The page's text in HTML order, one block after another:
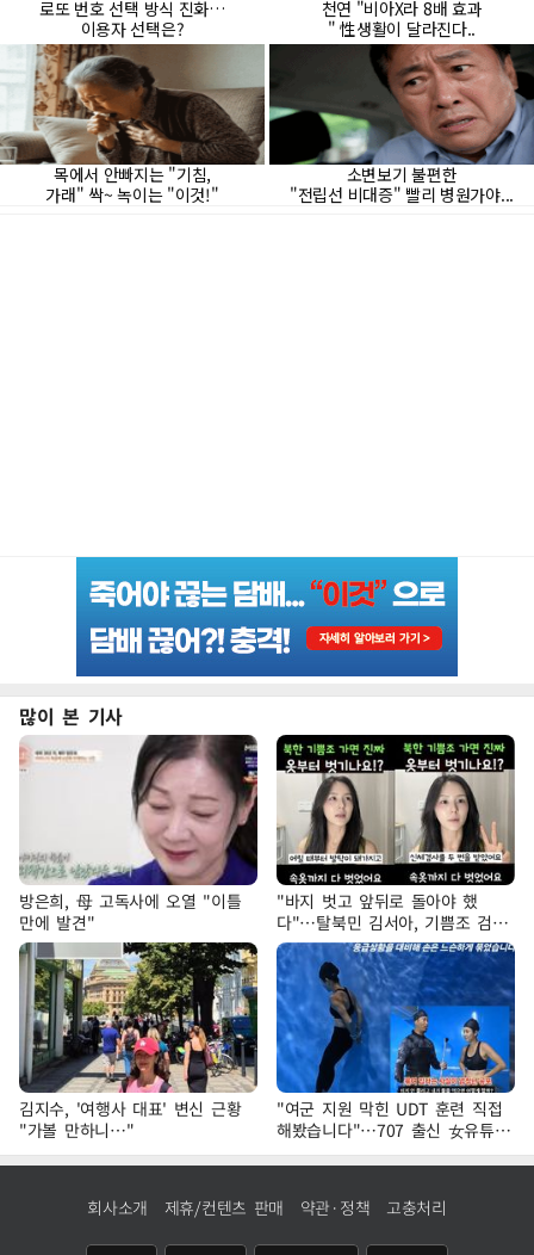
많이 본 기사
방은희, 母 고독사에 오열 "이틀
만에 발견"
"바지 벗고 앞뒤로 돌아야 했
다"…탈북민 김서아, 기쁨조 검사
수치심 회상
김지수, '여행사 대표' 변신 근황
"가볼 만하니…"
"여군 지원 막힌 UDT 훈련 직접
해봤습니다"…707 출신 女유튜버
'완벽 소화'
회사소개 제휴/컨텐츠 판매 약관·정책 고충처리